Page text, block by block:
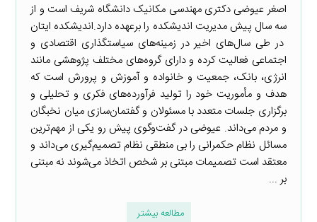
اصغر عیوضی دکتری مهندسی مکانیک دانشگاه شریف است و از
سه سال پیش مدیریت اندیشکده را برعهده دارد.اندیشکده ایتان
در طی سال‌های اخیر در زمینه‌های سیاستگذاری اقتصادی و
اجتماعی فعالیت کرده و دارای گروه‌های مختلف پژوهشی مانند
انرژی، بانک، جمعیت و خانواده و آموزش و پرورش است که
هدف و مأموریت خود را تولید فرآورده‌های فکری و تحلیلی و
برگزاری جلسات متعدد با مسئولان و گفتمان‌سازی میان نخبگان
و مردم می‌داند. عیوضی در گفت‌وگوی پیش رو یکی از مهم‌ترین
مسائل نظام حکمرانی را بی منطقی نظام تصمیم‌گیری می‌داند و
معتقد است تصمیمات مبتنی بر شخص اتخاذ می‌شوند نه مبتنی
بر ...
مطالعه بیشتر